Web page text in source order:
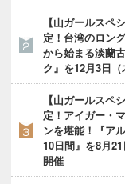
【山ガールスペ
定！台湾のロン
から始まる淡蘭
ク』を12月3日
【山ガールスペ
定！アイガー・
ンを堪能！『ア
10日間』を8月
開催